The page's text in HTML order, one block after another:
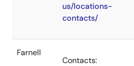
us/locations-
contacts/
Farnell
Contacts: